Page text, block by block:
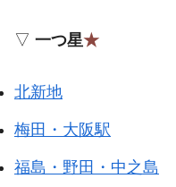
▽ 一つ星★
北新地
梅田・大阪駅
福島・野田・中之島